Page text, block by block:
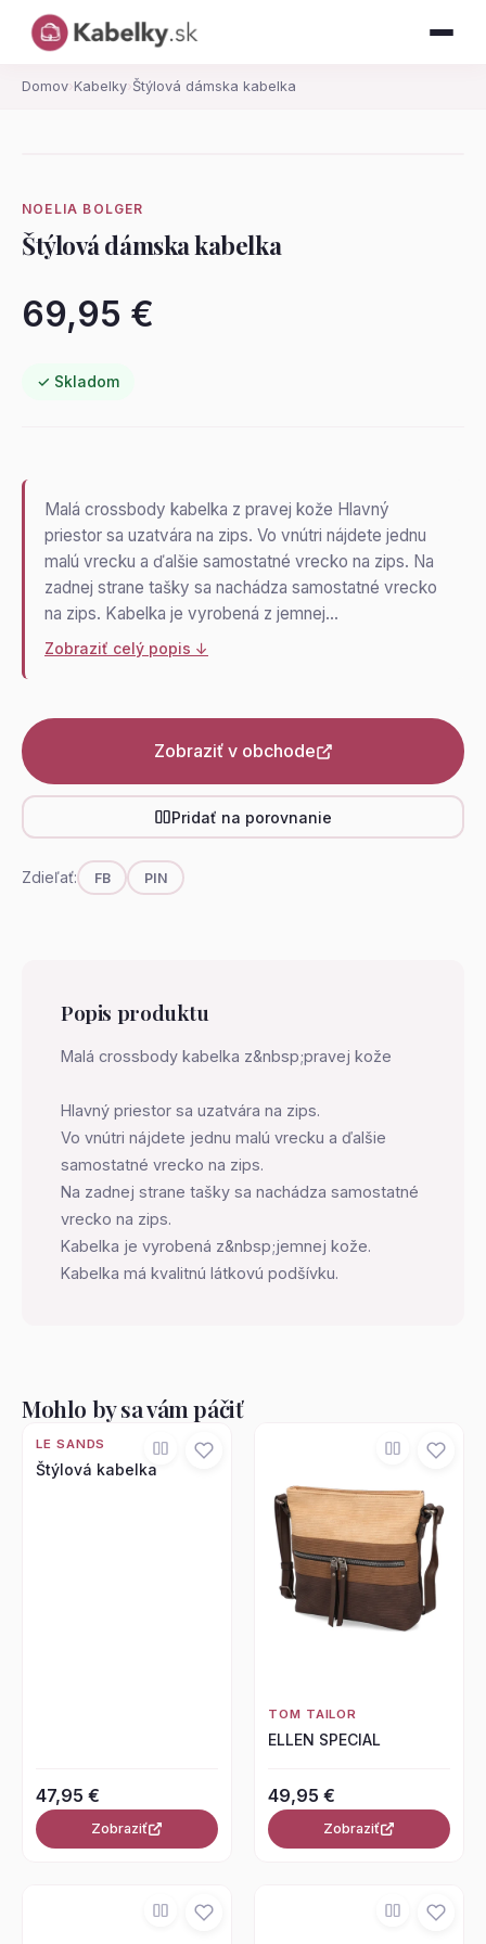
Domov› Kabelky› Štýlová dámska kabelka
NOELIA BOLGER
Štýlová dámska kabelka
69,95 €
✓ Skladom
Malá crossbody kabelka z pravej kože Hlavný
priestor sa uzatvára na zips. Vo vnútri nájdete jednu
malú vrecku a ďalšie samostatné vrecko na zips. Na
zadnej strane tašky sa nachádza samostatné vrecko
na zips. Kabelka je vyrobená z jemnej…
Zobraziť celý popis ↓
Zobraziť v obchode
Pridať na porovnanie
Zdieľať: FB PIN
Popis produktu
Malá crossbody kabelka z&nbsp;pravej kože
Hlavný priestor sa uzatvára na zips.
Vo vnútri nájdete jednu malú vrecku a ďalšie
samostatné vrecko na zips.
Na zadnej strane tašky sa nachádza samostatné
vrecko na zips.
Kabelka je vyrobená z&nbsp;jemnej kože.
Kabelka má kvalitnú látkovú podšívku.
Mohlo by sa vám páčiť
LE SANDS
Štýlová kabelka
47,95 €
Zobraziť
TOM TAILOR
ELLEN SPECIAL
49,95 €
Zobraziť